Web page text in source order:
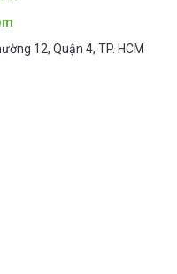
12, Quận 4, TP. HCM